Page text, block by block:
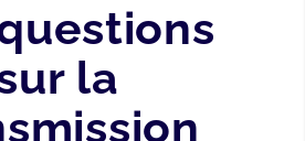
la